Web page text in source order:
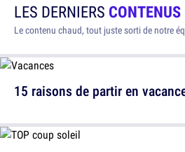
LES DERNIERS
Le contenu chaud, tout juste sorti de notre
15 raisons de partir en